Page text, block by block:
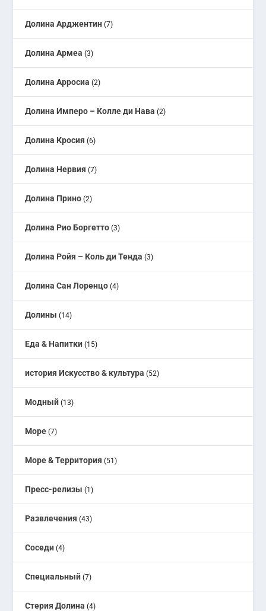
Долина Арджентин (7)
Долина Армеа (3)
Долина Арросиа (2)
Долина Имперо – Колле ди Нава (2)
Долина Кросия (6)
Долина Нервия (7)
Долина Прино (2)
Долина Рио Боргетто (3)
Долина Ройя – Коль ди Тенда (3)
Долина Сан Лоренцо (4)
Долины (14)
Еда & Напитки (15)
история Искусство & культура (52)
Модный (13)
Море (7)
Море & Территория (51)
Пресс-релизы (1)
Развлечения (43)
Соседи (4)
Специальный (7)
Стерия Долина (4)